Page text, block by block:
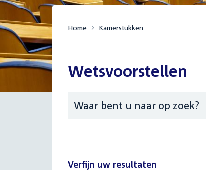
Home Kamerstukken
Wetsvoorstellen
Zoeken
Verfijn uw resultaten